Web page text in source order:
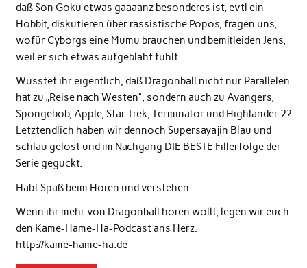
daß Son Goku etwas gaaaanz besonderes ist, evtl ein
Hobbit, diskutieren über rassistische Popos, fragen uns,
wofür Cyborgs eine Mumu brauchen und bemitleiden Jens,
weil er sich etwas aufgebläht fühlt.
Wusstet ihr eigentlich, daß Dragonball nicht nur Parallelen
hat zu „Reise nach Westen“, sondern auch zu Avangers,
Spongebob, Apple, Star Trek, Terminator und Highlander 2?
Letztendlich haben wir dennoch Supersayajin Blau und
schlau gelöst und im Nachgang DIE BESTE Fillerfolge der
Serie geguckt.
Habt Spaß beim Hören und verstehen…
Wenn ihr mehr von Dragonball hören wollt, legen wir euch
den Kame-Hame-Ha-Podcast ans Herz.
http://kame-hame-ha.de